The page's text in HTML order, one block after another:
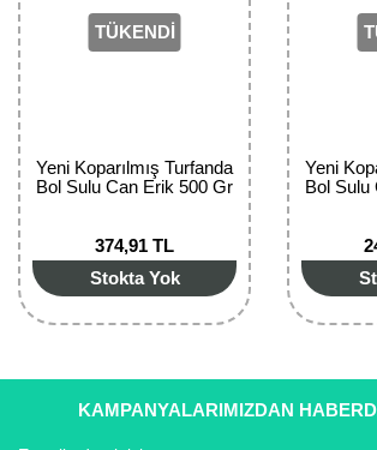
TÜKENDİ
Yeni Koparılmış Turfanda
Bol Sulu Can Erik 500 Gr
374,91 TL
Stokta Yok
Yeni
Bol Sulu
KAMPANYALARIMIZDAN